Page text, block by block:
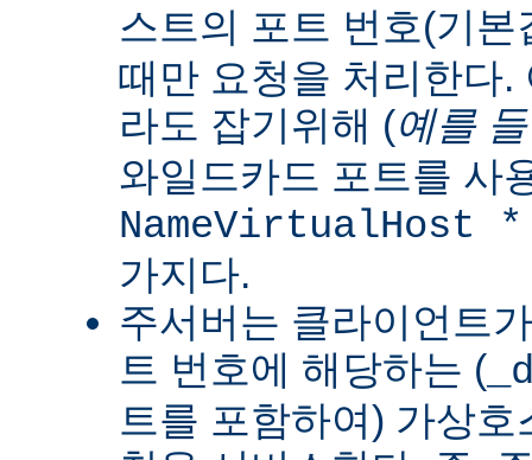
스트의 포트 번호(기
때만 요청을 처리한다.
라도 잡기위해 (예를
와일드카드 포트를 사
NameVirtualHost *
가지다.
주서버는 클라이언트
트 번호에 해당하는 (
트를 포함하여) 가상